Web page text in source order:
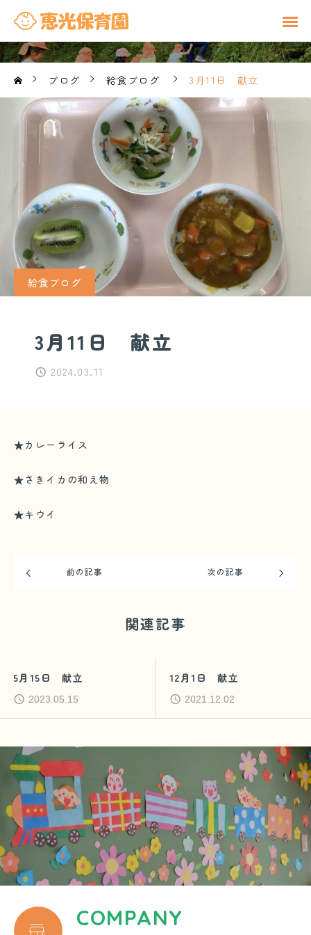
ブログ 給食ブログ 3月11日 献立
給食ブログ
3月11日 献立
2024.03.11
★カレーライス
★さきイカの和え物
★キウイ
前の記事 次の記事
関連記事
12月1日 献立 ４月18日月曜日
COMPANY